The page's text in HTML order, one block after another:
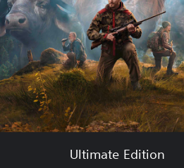
Ultimate Edition